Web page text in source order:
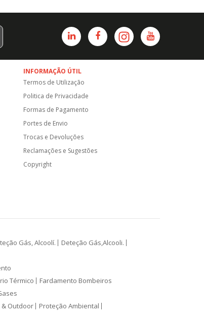
INFORMAÇÃO ÚTIL
Termos de Utilização
Politica de Privacidade
Formas de Pagamento
Portes de Envio
Trocas e Devoluções
Reclamações e Sugestões
Copyright
Gás, Alcoolí.
Deteção Gás,Alcooli.
Térmico Fardamento Bombeiros
& Outdoor
Proteção Ambiental